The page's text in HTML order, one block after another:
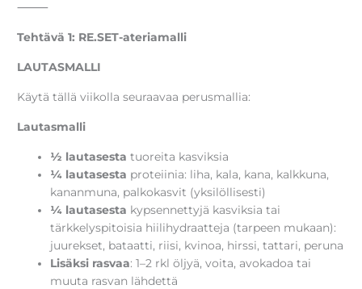
⸻
Tehtävä 1: RE.SET-ateriamalli
LAUTASMALLI
Käytä tällä viikolla seuraavaa perusmallia:
Lautasmalli
½ lautasesta tuoreita kasviksia
¼ lautasesta proteiinia: liha, kala, kana, kalkkuna,
kananmuna, palkokasvit (yksilöllisesti)
¼ lautasesta kypsennettyjä kasviksia tai
tärkkelyspitoisia hiilihydraatteja (tarpeen mukaan):
juurekset, bataatti, riisi, kvinoa, hirssi, tattari, peruna
Lisäksi rasvaa: 1–2 rkl öljyä, voita, avokadoa tai
muuta rasvan lähdettä